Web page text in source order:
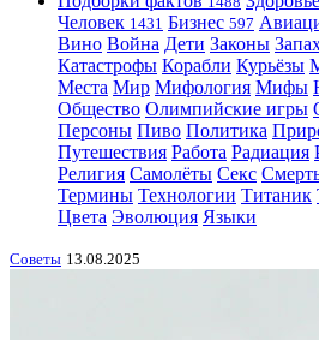
Человек 1431 Бизнес 597
Вино Война Дети Законы
Катастрофы Корабли Курьёзы
Места Мир Мифология Мифы
Общество Олимпийские игры
Персоны Пиво Политика
Путешествия Работа Радиация
Религия Самолёты Секс
Термины Технологии Титаник
Цвета Эволюция Языки
Советы 13.08.2025